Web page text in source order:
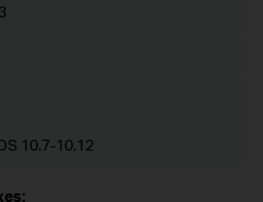
10.7-10.12